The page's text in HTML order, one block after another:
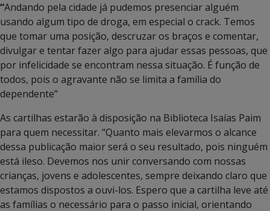
“Andando pela cidade já pudemos presenciar alguém
usando algum tipo de droga, em especial o crack. Temos
que tomar uma posição, descruzar os braços e comentar,
divulgar e tentar fazer algo para ajudar essas pessoas, que
por infelicidade se encontram nessa situação. É função de
todos, pois o agravante não se limita a família do
dependente”
As cartilhas estarão à disposição na Biblioteca Isaías Paim
para quem necessitar. “Quanto mais elevarmos o alcance
dessa publicação maior será o seu resultado, pois ninguém
está ileso. Devemos nos unir conversando com nossas
crianças, jovens e adolescentes, sempre deixando claro que
estamos dispostos a ouvi-los. Espero que a cartilha leve até
as famílias o necessário para o passo inicial, orientando